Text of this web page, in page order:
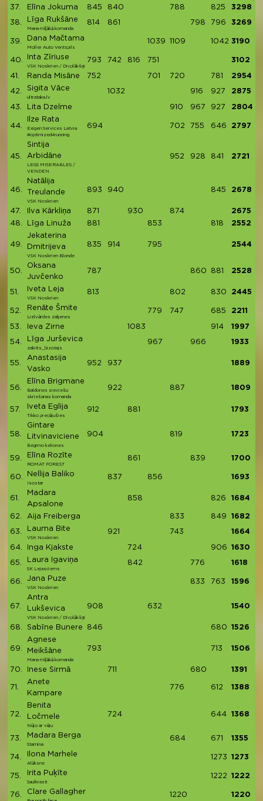
37. Elīna Jokuma 845 840 788 825 3298
38. Līga Rukšāne
Mana mīļākā komanda
814 861 798 796 3269
39. Dana Mačtama
Moller Auto Ventspils
1039 1109 1042 3190
40. Inta Zīriuse
VSK Noskrien / Divplākšņi
793 742 816 751 3102
41. Randa Misāne 752 701 720 781 2954
42. Sigita Vāce
ultrataka.lv
1032 916 927 2875
43. Lita Dzelme 910 967 927 2804
44.
Ilze Rata
Exigen Services Latvia
#optimized4running
694 702 755 646 2797
45.
Sintija
Arbidāne
LEGS MISERABLES /
VENDEN
952 928 841 2721
46.
Natālija
Treulande
VSK Noskrien
893 940 845 2678
47. Ilva Kārkliņa 871 930 874
2675
48.
Līga Linuža 881 853 818 2552
49.
Jekaterina
Dmitrijeva
VSK Noskrien Blonde
835 914 795 2544
50.
Oksana
Juvčenko
787 860 881 2528
51. Iveta Leja
VSK Noskrien
813 802 830 2445
52. Renāte Šmite
Lielvārdes zaķenes
779 747 685 2211
53. Ieva Zirne 1083 914 1997
54. Līga Jurševica
zakitis_bizotajs
967 966 1933
55.
Anastasija
Vasko
952 937 1889
56.
Elīna Brigmane
Baldones sieviešu
skriešanas komanda
922 887 1809
57. Iveta Eglija
Tikko precējušies
912 881 1793
58.
Gintare
Litvinaviciene
Begimo keliones
904 819 1723
59. Elīna Rozīte
ROMAT FOREST
861 839 1700
60. Nellija Baliko
Isostar
837 856 1693
61.
Madara
Apsalone
858 826 1684
62. Aija Freiberga 833 849 1682
63. Lauma Bite
VSK Noskrien
921 743 1664
64. Inga Kjakste 724 906 1630
65. Laura Igaviņa
SK Lejasciems
842 776 1618
66. Jana Puze
VSK Noskrien
833 763 1596
67.
Antra
Lukševica
VSK Noskrien / Divplākšņi
908 632 1540
68. Sabīne Bunere 846 680 1526
69.
Agnese
Meikšāne
Mana mīļākā komanda
793 713 1506
70. Inese Sirmā 711 680 1391
71.
Anete
Kampare
776 612 1388
72.
Benita
Ločmele
Nūjo ar vēju
724 644 1368
73. Madara Berga
Stamina
684 671 1355
74. Ilona Marhele
Alūksne
1273 1273
75. Irita Puķīte
Saulkrasti
1222 1222
76. Clare Gallagher 1220 1220